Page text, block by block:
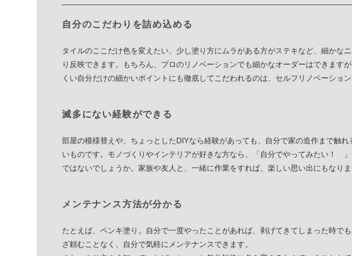
自分のこだわりを詰め込める
タイルのここだけ色を変えたい、少し塗り方にムラがある方がステキなど、細かな
り反映できます。もちろん、プロのリノベーションでも細かなオーダーはできます
くい自分だけの細かいポイントにも徹底してこだわれるのは、セルフリノベーション
滅多にない経験ができる
部屋の模様替えや、ちょっとしたDIYなら経験があっても、自分で家の造作まで触れ
いものです。モノづくりやインテリアが好きな方なら、「自分でやってみたい！
ではないでしょうか。家族や友人と、一緒に作業をすれば、楽しい思い出にもなりま
メンテナンス方法が分かる
たとえば、ペンキ塗り。自分で一度やったことがあれば、剥げてきてしまった時で
ざ頼むことなく、自分で気軽にメンテナンスできます。